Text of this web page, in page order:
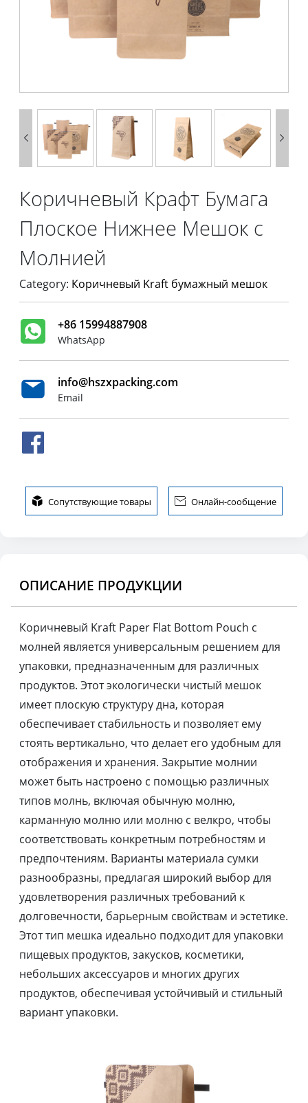
 
Коричневый Крафт Бумага
Плоское Нижнее Мешок с
Молнией
Category: Коричневый Kraft бумажный мешок
+86 15994887908
WhatsApp
info@hszxpacking.com
Email
 Сопутствующие товары  Онлайн-сообщение
ОПИСАНИЕ ПРОДУКЦИИ
Коричневый Kraft Paper Flat Bottom Pouch с
молней является универсальным решением для
упаковки, предназначенным для различных
продуктов. Этот экологически чистый мешок
имеет плоскую структуру дна, которая
обеспечивает стабильность и позволяет ему
стоять вертикально, что делает его удобным для
отображения и хранения. Закрытие молнии
может быть настроено с помощью различных
типов молнь, включая обычную молню,
карманную молню или молню с велкро, чтобы
соответствовать конкретным потребностям и
предпочтениям. Варианты материала сумки
разнообразны, предлагая широкий выбор для
удовлетворения различных требований к
долговечности, барьерным свойствам и эстетике.
Этот тип мешка идеально подходит для упаковки
пищевых продуктов, закусков, косметики,
небольших аксессуаров и многих других
продуктов, обеспечивая устойчивый и стильный
вариант упаковки.